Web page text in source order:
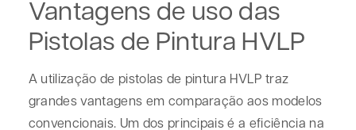
Vantagens de uso das
Pistolas de Pintura HVLP
A utilização de pistolas de pintura HVLP traz
grandes vantagens em comparação aos modelos
convencionais. Um dos principais é a eficiência na